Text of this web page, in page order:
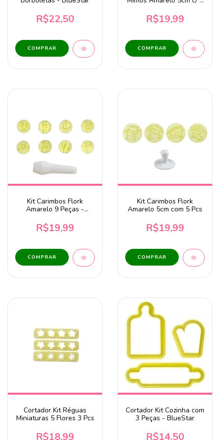
R$22,50 R$19,99
Kit Carimbos Flork
Amarelo 9 Peças -
R$19,99
Kit Carimbos Flork
Amarelo 5cm com 5 Pcs
R$19,99
Cortador Kit Réguas
Miniaturas 5 Flores 3 Pcs
R$18,99
Cortador Kit Cozinha com
3 Peças - BlueStar
R$14,50